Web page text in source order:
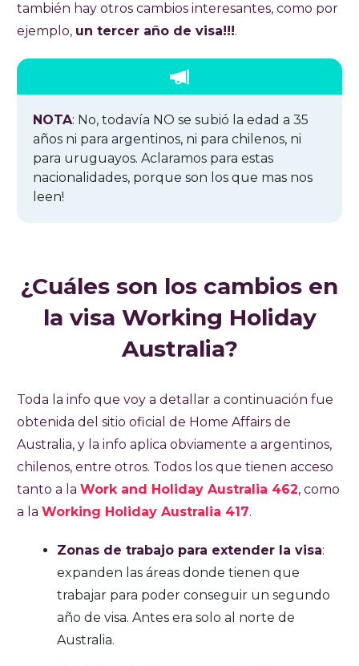
también hay otros cambios interesantes, como por
ejemplo, un tercer año de visa!!!.
NOTA: No, todavía NO se subió la edad a 35
años ni para argentinos, ni para chilenos, ni
para uruguayos. Aclaramos para estas
nacionalidades, porque son los que mas nos
leen!
¿Cuáles son los cambios en
la visa Working Holiday
Australia?
Toda la info que voy a detallar a continuación fue
obtenida del sitio oficial de Home Affairs de
Australia, y la info aplica obviamente a argentinos,
chilenos, entre otros. Todos los que tienen acceso
tanto a la Work and Holiday Australia 462, como
a la Working Holiday Australia 417.
Zonas de trabajo para extender la visa:
expanden las áreas donde tienen que
trabajar para poder conseguir un segundo
año de visa. Antes era solo al norte de
Australia.